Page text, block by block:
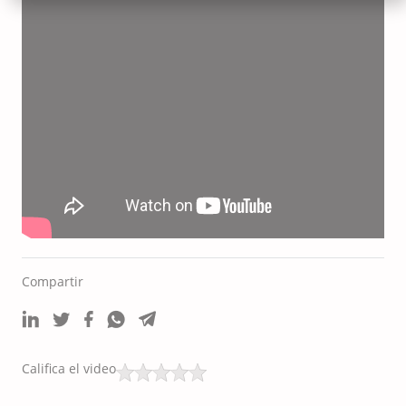
Compartir
Califica el video